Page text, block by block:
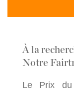
À la
Notre
Le Prix du